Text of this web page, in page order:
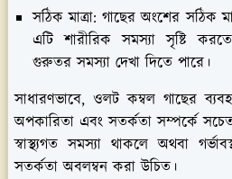
সঠিক মাত্রা: গাছের অংশের সঠিক
এটি শারীরিক সমস্যা সৃষ্টি
গুরুতর সমস্যা দেখা দিতে পারে।
সাধারণভাবে, ওলট কম্বল গাছের
অপকারিতা এবং সতর্কতা সম্পর্কে
স্বাস্থ্যগত সমস্যা থাকলে অথবা
সতর্কতা অবলম্বন করা উচিত।